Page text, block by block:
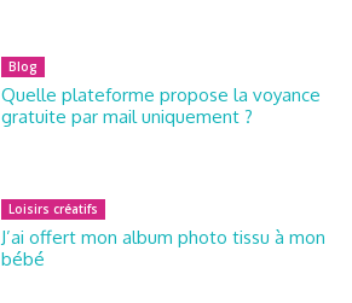
Blog
Quelle plateforme propose la voyance
gratuite par mail uniquement ?
Loisirs créatifs
J’ai offert mon album photo tissu à mon
bébé